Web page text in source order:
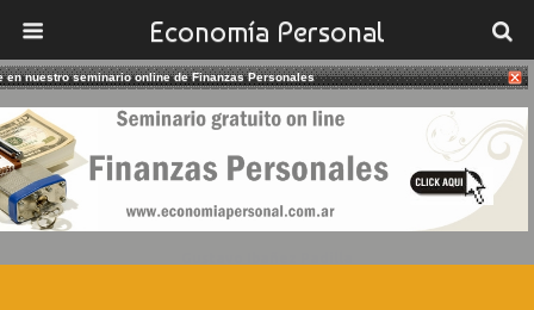
Economía Personal
30/01/2017
Detuvieron Al Millonario Brasileño
Eike Batista
en nuestro seminario online de Finanzas Personales